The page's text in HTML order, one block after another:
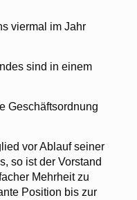
viermal im Jahr
sind in einem
Geschäftsordnung
vor Ablauf seiner
so ist der Vorstand
Mehrheit zu
Position bis zur